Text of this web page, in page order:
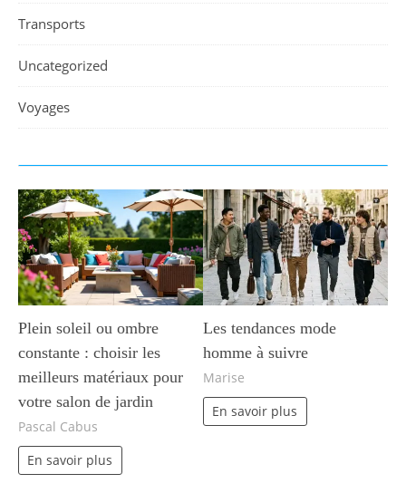
Transports
Uncategorized
Voyages
Plein soleil ou ombre
constante : choisir les
meilleurs matériaux pour
votre salon de jardin
Pascal Cabus
En savoir plus
Les tendances mode
homme à suivre
Marise
En savoir plus